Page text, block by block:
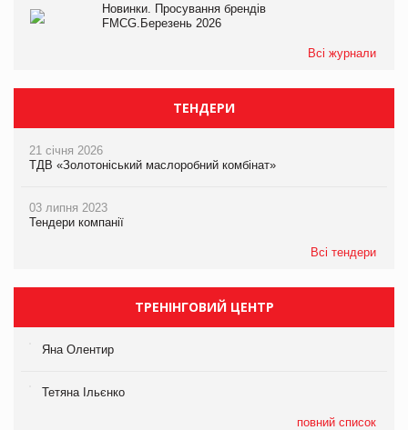
Новинки. Просування брендів
FMCG.Березень 2026
Всі журнали
ТЕНДЕРИ
21 січня 2026
ТДВ «Золотоніський маслоробний комбінат»
03 липня 2023
Тендери компанії
Всі тендери
ТРЕНІНГОВИЙ ЦЕНТР
Яна Олентир
Тетяна Ільєнко
повний список